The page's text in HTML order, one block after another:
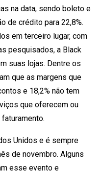
na data, sendo boleto e
de crédito para 22,8%.
em terceiro lugar, com
pesquisados, a Black
suas lojas. Dentre os
que as margens que
e 18,2% não tem
que oferecem ou
Unidos e é sempre
de novembro. Alguns
esse evento e